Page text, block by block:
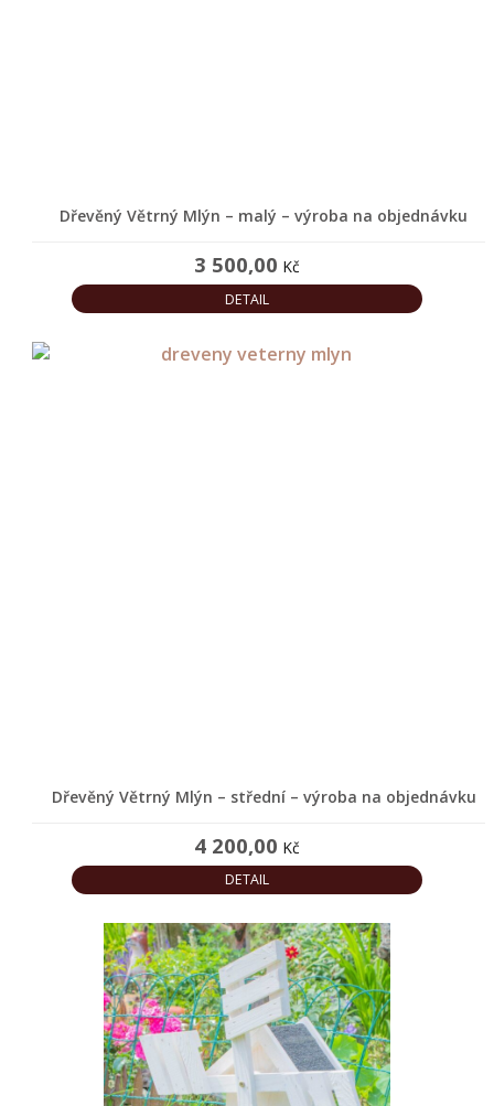
Dřevěný Větrný Mlýn – malý – výroba na objednávku
3 500,00 Kč
DETAIL
Dřevěný Větrný Mlýn – střední – výroba na objednávku
4 200,00 Kč
DETAIL